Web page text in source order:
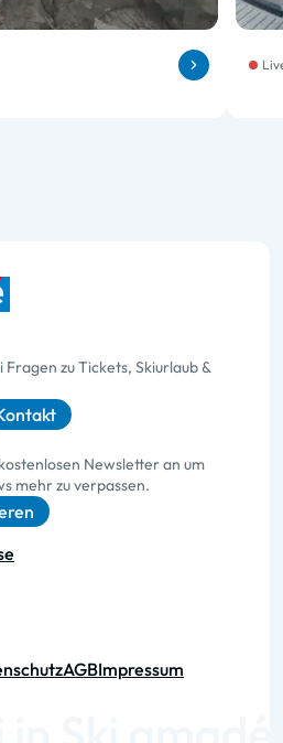
zu Tickets, Skiurlaub &
Newsletter an um
mehr zu verpassen.
AGBImpressum